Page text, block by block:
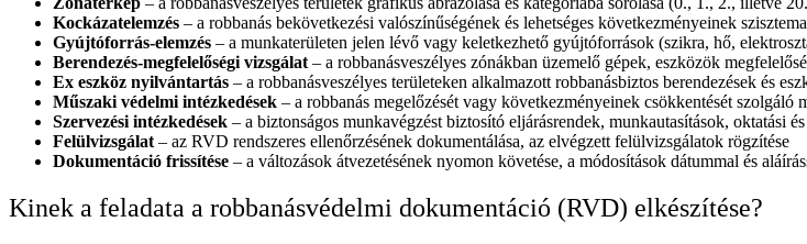
Kockázatelemzés – a robbanás bekövetkezési valószínűségének és lehetséges következményeinek
Gyújtóforrás-elemzés – a munkaterületen jelen lévő vagy keletkezhető gyújtóforrások (szikra, hő,
Berendezés-megfelelőségi vizsgálat – a robbanásveszélyes zónákban üzemelő gépek, eszközök
Ex eszköz nyilvántartás – a robbanásveszélyes területeken alkalmazott robbanásbiztos berendezések és
Műszaki védelmi intézkedések – a robbanás megelőzését vagy következményeinek csökkentését
Szervezési intézkedések – a biztonságos munkavégzést biztosító eljárásrendek, munkautasítások, oktatási
Felülvizsgálat – az RVD rendszeres ellenőrzésének dokumentálása, az elvégzett felülvizsgálatok rögzítése
Dokumentáció frissítése – a változások átvezetésének nyomon követése, a módosítások dátummal és
Kinek a feladata a robbanásvédelmi dokumentáció (RVD) elkészítése?